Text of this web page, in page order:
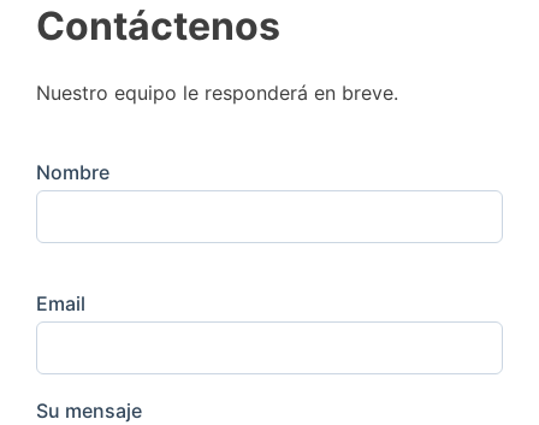
Contáctenos
Nuestro equipo le responderá en breve.
Nombre
Email
Su mensaje